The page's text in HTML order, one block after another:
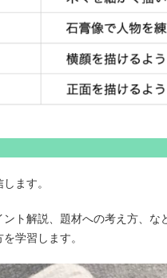
ます。
ト解説、題材への考え方、な
学習します。